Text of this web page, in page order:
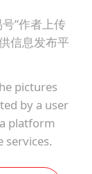
”作者上传
信息发布平
pictures
by a user
platform